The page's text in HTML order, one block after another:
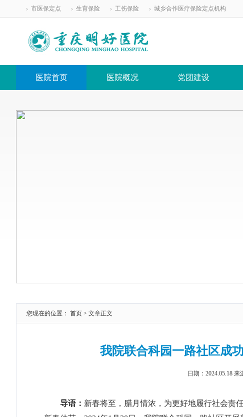
市医保定点 生育保险 工伤保险 城乡合作医疗保险定点机构
医院首页 医院概况 党团建设
您现在的位置： 首页 > 文章正文
我院联合科园一路社区成
日期：2024.05.18
导语： 新春将至，腊月情浓，为更好地履行社会责